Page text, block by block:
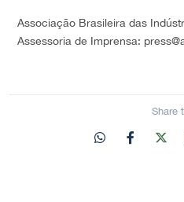
Associação Brasileira das
Assessoria de Imprensa:
Share